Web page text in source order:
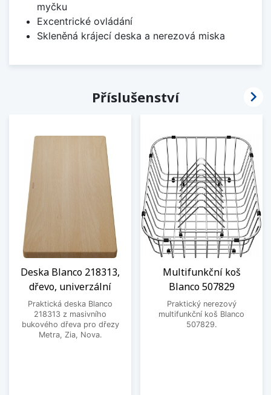
myčku
Excentrické ovládání
Skleněná krájecí deska a nerezová miska
Příslušenství
Deska Blanco 218313,
dřevo, univerzální
Praktická deska Blanco
218313 z masivního
bukového dřeva pro dřezy
Metra, Zia, Nova.
Multifunkční koš
Blanco 507829
Praktický nerezový
multifunkční koš Blanco
507829.
